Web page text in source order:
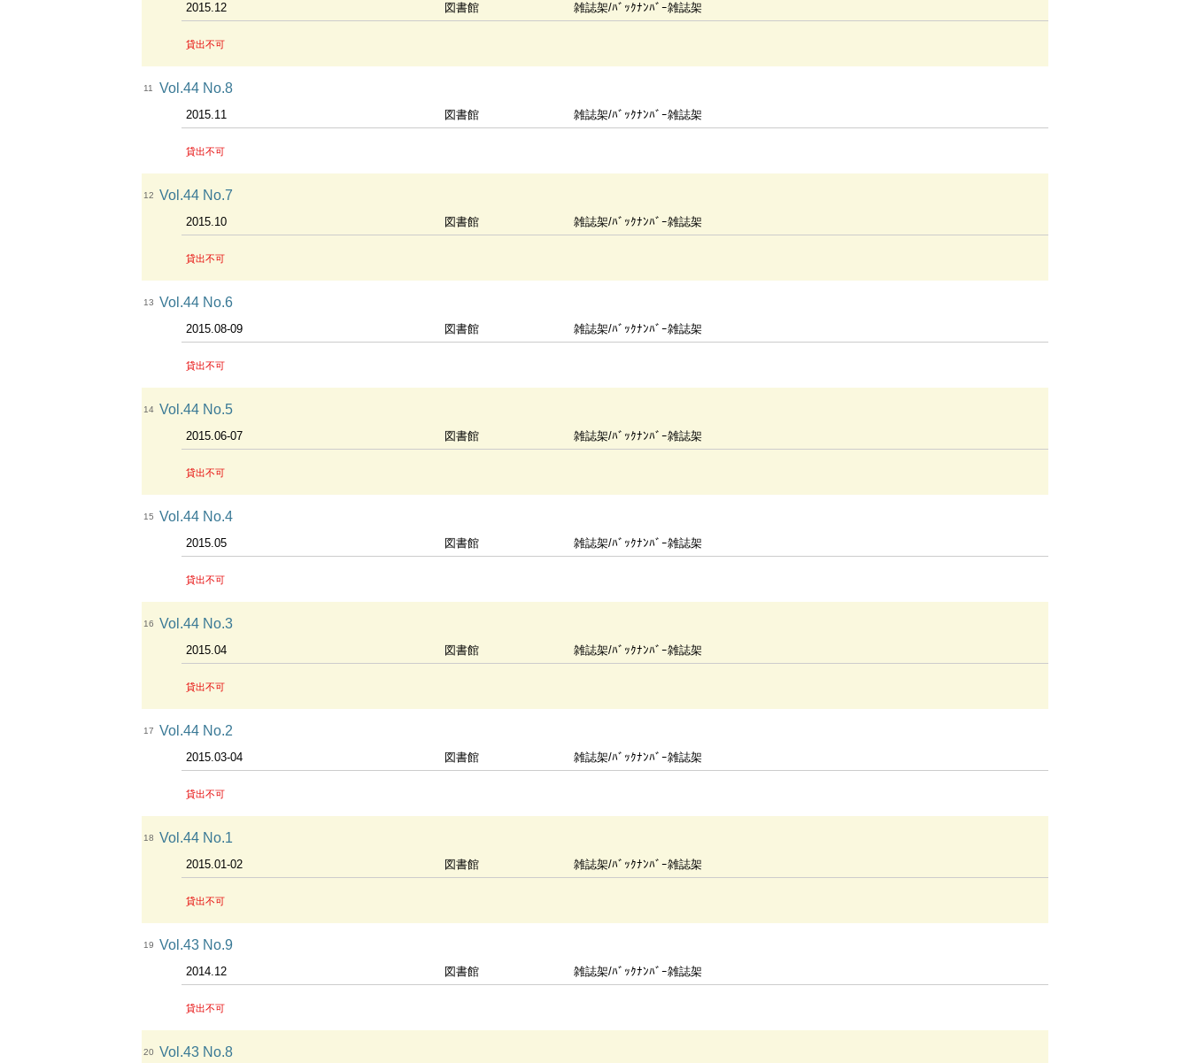
2015.12 図書館 雑誌架/ﾊﾞｯｸﾅﾝﾊﾞｰ雑誌架
貸出不可
11 Vol.44 No.8
2015.11 図書館 雑誌架/ﾊﾞｯｸﾅﾝﾊﾞｰ雑誌架
貸出不可
12 Vol.44 No.7
2015.10 図書館 雑誌架/ﾊﾞｯｸﾅﾝﾊﾞｰ雑誌架
貸出不可
13 Vol.44 No.6
2015.08-09 図書館 雑誌架/ﾊﾞｯｸﾅﾝﾊﾞｰ雑誌架
貸出不可
14 Vol.44 No.5
2015.06-07 図書館 雑誌架/ﾊﾞｯｸﾅﾝﾊﾞｰ雑誌架
貸出不可
15 Vol.44 No.4
2015.05 図書館 雑誌架/ﾊﾞｯｸﾅﾝﾊﾞｰ雑誌架
貸出不可
16 Vol.44 No.3
2015.04 図書館 雑誌架/ﾊﾞｯｸﾅﾝﾊﾞｰ雑誌架
貸出不可
17 Vol.44 No.2
2015.03-04 図書館 雑誌架/ﾊﾞｯｸﾅﾝﾊﾞｰ雑誌架
貸出不可
18 Vol.44 No.1
2015.01-02 図書館 雑誌架/ﾊﾞｯｸﾅﾝﾊﾞｰ雑誌架
貸出不可
19 Vol.43 No.9
2014.12 図書館 雑誌架/ﾊﾞｯｸﾅﾝﾊﾞｰ雑誌架
貸出不可
20 Vol.43 No.8